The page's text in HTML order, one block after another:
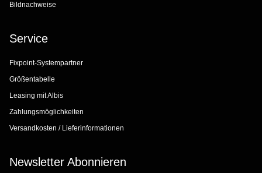
Bildnachweise
Service
Fixpoint-Systempartner
Größentabelle
Leasing mit Albis
Zahlungsmöglichkeiten
Versandkosten / Lieferinformationen
Newsletter Abonnieren